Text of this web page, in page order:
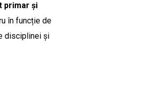
primar și
în funcție de
disciplinei și